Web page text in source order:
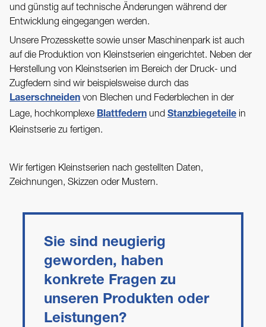
und günstig auf technische Änderungen während der
Entwicklung eingegangen werden.
Unsere Prozesskette sowie unser Maschinenpark ist auch
auf die Produktion von Kleinstserien eingerichtet. Neben der
Herstellung von Kleinstserien im Bereich der Druck- und
Zugfedern sind wir beispielsweise durch das
Laserschneiden von Blechen und Federblechen in der
Lage, hochkomplexe Blattfedern und Stanzbiegeteile in
Kleinstserie zu fertigen.
Wir fertigen Kleinstserien nach gestellten Daten,
Zeichnungen, Skizzen oder Mustern.
Sie sind neugierig
geworden, haben
konkrete Fragen zu
unseren Produkten oder
Leistungen?